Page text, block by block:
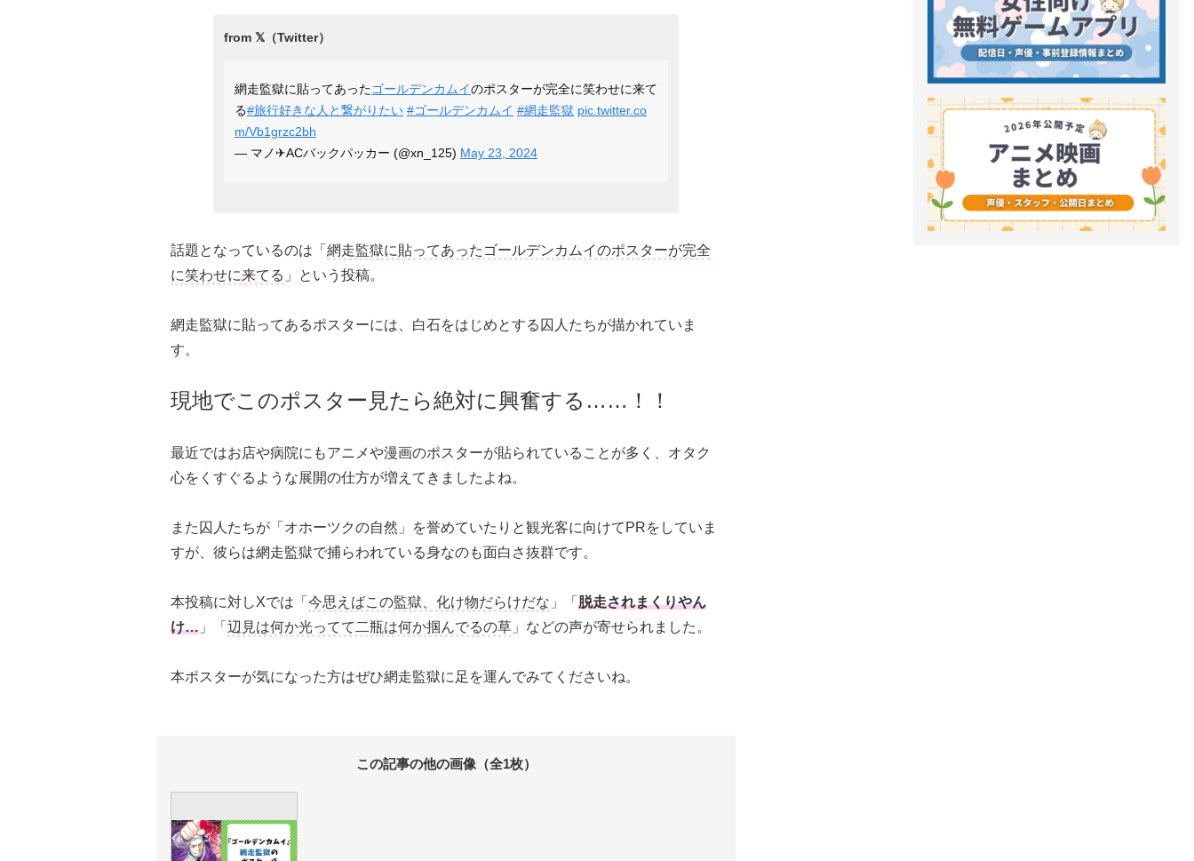
網走監獄に貼ってあったゴールデンカムイのポスターが完全に笑わせに来て
る#旅行好きな人と繋がりたい #ゴールデンカムイ #網走監獄 pic.twitter.co
m/Vb1grzc2bh
— マノ✈ACバックパッカー (@xn_125) May 23, 2024
話題となっているのは「 網走監獄に貼ってあったゴールデンカムイのポスターが完全
に笑わせに来てる 」という投稿。
網走監獄に貼ってあるポスターには、白石をはじめとする囚人たちが描かれていま
す。
現地でこのポスター見たら絶対に興奮する……！！
最近ではお店や病院にもアニメや漫画のポスターが貼られていることが多く、オタク
心をくすぐるような展開の仕方が増えてきましたよね。
また囚人たちが「オホーツクの自然」を誉めていたりと観光客に向けてPRをしていま
すが、彼らは網走監獄で捕らわれている身なのも面白さ抜群です。
本投稿に対しXでは「 今思えばこの監獄、化け物だらけだな 」「 脱走されまくりやん
け… 」「 辺見は何か光ってて二瓶は何か掴んでるの草 」などの声が寄せられました。
本ポスターが気になった方はぜひ網走監獄に足を運んでみてくださいね。
この記事の他の画像（全1枚）